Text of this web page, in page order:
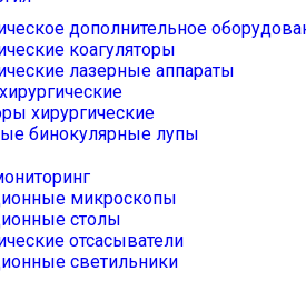
дополнительное
коагуляторы
лазерные аппараты
хирургические
бинокулярные лупы
микроскопы
столы
отсасыватели
светильники